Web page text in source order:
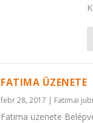
FATIMA ÜZENETE
febr 28, 2017 | Fatimai
Fatima üzenete